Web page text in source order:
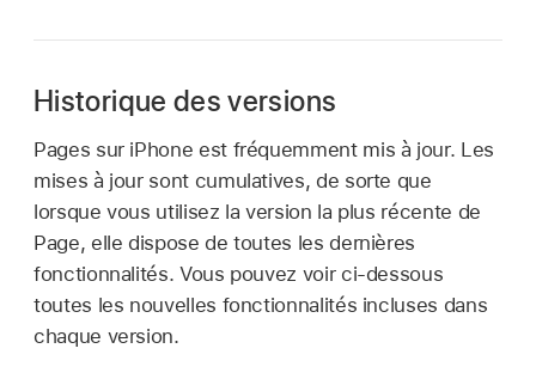
Historique des versions
Pages sur iPhone est fréquemment mis à jour. Les
mises à jour sont cumulatives, de sorte que
lorsque vous utilisez la version la plus récente de
Page, elle dispose de toutes les dernières
fonctionnalités. Vous pouvez voir ci-dessous
toutes les nouvelles fonctionnalités incluses dans
chaque version.